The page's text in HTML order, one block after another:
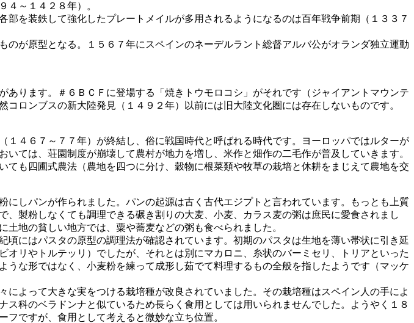
～１４２８年）。
装鉄して強化したプレートメイルが多用されるようになるのは百年戦争前期（１３３７
原型となる。１５６７年にスペインのネーデルラント総督アルバ公がオランダ独立運動
ります。＃６ＢＣＦに登場する「焼きトウモロコシ」がそれです（ジャイアントマウンテ
ロンブスの新大陸発見（１４９２年）以前には旧大陸文化圏には存在しないものです。
４６７～７７年）が終結し、俗に戦国時代と呼ばれる時代です。ヨーロッパではルターが
ては、荘園制度が崩壊して農村が地力を増し、米作と畑作の二毛作が普及していきます。
も四圃式農法（農地を四つに分け、穀物に根菜類や牧草の栽培と休耕をまじえて農地を交
しパンが作られました。パンの起源は古く古代エジプトと言われています。もっとも上質
製粉しなくても調理できる碾き割りの大麦、小麦、カラス麦の粥は庶民に愛食されまし
地の貧しい地方では、粟や蕎麦などの粥も食べられました。
にはパスタの原型の調理法が確認されています。初期のパスタは生地を薄い帯状に引き延
リやトルテッリ）でしたが、それとは別にマカロニ、糸状のバーミセリ、トリアといった
な形ではなく、小麦粉を練って成形し茹でて料理するもの全般を指したようです（マッケ
よって大きな実をつける栽培種が改良されていました。その栽培種はスペイン人の手によ
科のベラドンナと似ているため長らく食用としては用いられませんでした。ようやく１８
ですが、食用として考えると微妙な立ち位置。